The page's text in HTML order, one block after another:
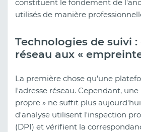
constituent le fondement de
utilisés de manière
Technologies de suivi
réseau aux «
La première chose qu'une
l'adresse réseau. Cependant, une
propre » ne suffit plus
d'analyse utilisent l'inspection
(DPI) et vérifient la